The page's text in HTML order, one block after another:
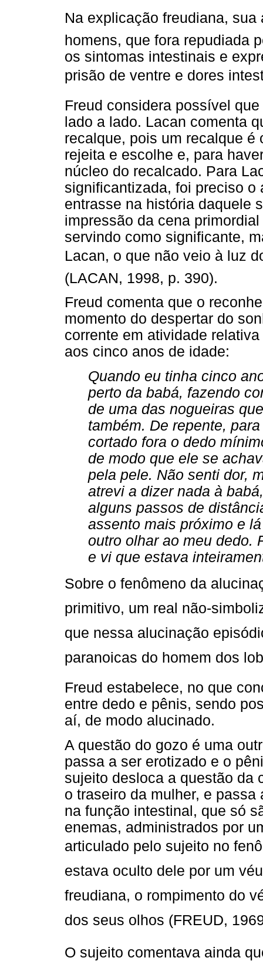
Na explicação freudiana,
homens, que fora repudiada
os sintomas intestinais e
prisão de ventre e dores
Freud considera possível
lado a lado. Lacan comenta
recalque, pois um recalque é
rejeita e escolhe e, para
núcleo do recalcado. Para
significantizada, foi preciso o
entrasse na história daquele
impressão da cena
servindo como significante,
Lacan, o que não veio à luz
(LACAN, 1998, p. 390).
Freud comenta que o
momento do despertar do
corrente em atividade
aos cinco anos de idade:
Quando eu tinha cinco
perto da babá, fazendo
de uma das nogueiras
também. De repente,
cortado fora o dedo
de modo que ele se
pela pele. Não senti dor,
atrevi a dizer nada à
alguns passos de
assento mais próximo e
outro olhar ao meu dedo.
e vi que estava
Sobre o fenômeno da
primitivo, um real não-
que nessa alucinação
paranoicas do homem dos
Freud estabelece, no que
entre dedo e pênis, sendo
aí, de modo alucinado.
A questão do gozo é uma
passa a ser erotizado e o
sujeito desloca a questão da
o traseiro da mulher, e
na função intestinal, que só
enemas, administrados por
articulado pelo sujeito no
estava oculto dele por um
freudiana, o rompimento do
dos seus olhos (FREUD,
O sujeito comentava ainda